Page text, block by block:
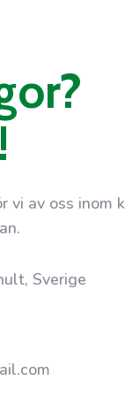
vi av oss inom
Sverige